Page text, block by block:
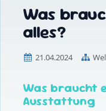
Was
alles?
21.04.2024
Was braucht
Ausstattung